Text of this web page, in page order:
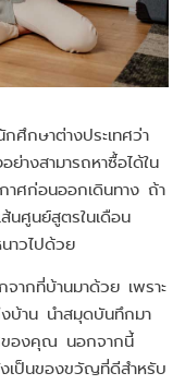
กศึกษาต่างประเทศว่า
ย่างสามารถหาซื้อได้ใน
าศก่อนออกเดินทาง ถ้า
นศูนย์สูตรในเดือน
าวไปด้วย
จากที่บ้านมาด้วย เพราะ
งบ้าน นำสมุดบันทึกมา
ของคุณ นอกจากนี้
เป็นของขวัญที่ดีสำหรับ